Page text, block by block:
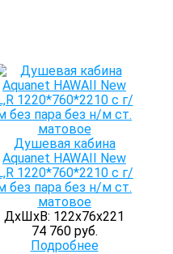
Душевая кабина
Aquanet HAWAII New
1220*760*2210 с г/
без пара без н/м ст.
матовое
ДхШхВ: 122х76х221
74 760 руб.
Подробнее